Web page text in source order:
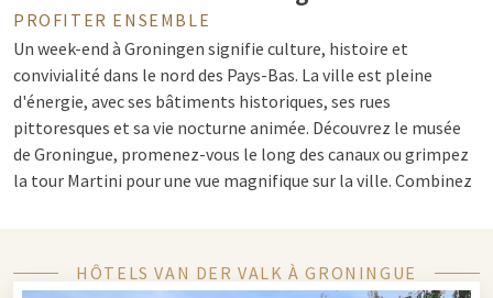
PROFITER ENSEMBLE
Un week-end à Groningen signifie culture, histoire et
convivialité dans le nord des Pays-Bas. La ville est pleine
d'énergie, avec ses bâtiments historiques, ses rues
pittoresques et sa vie nocturne animée. Découvrez le musée
de Groningue, promenez-vous le long des canaux ou grimpez
la tour Martini pour une vue magnifique sur la ville. Combinez
Découvrez notre
à Groningen et complétez
votre week-end.
HÔTELS VAN DER VALK À GRONINGUE